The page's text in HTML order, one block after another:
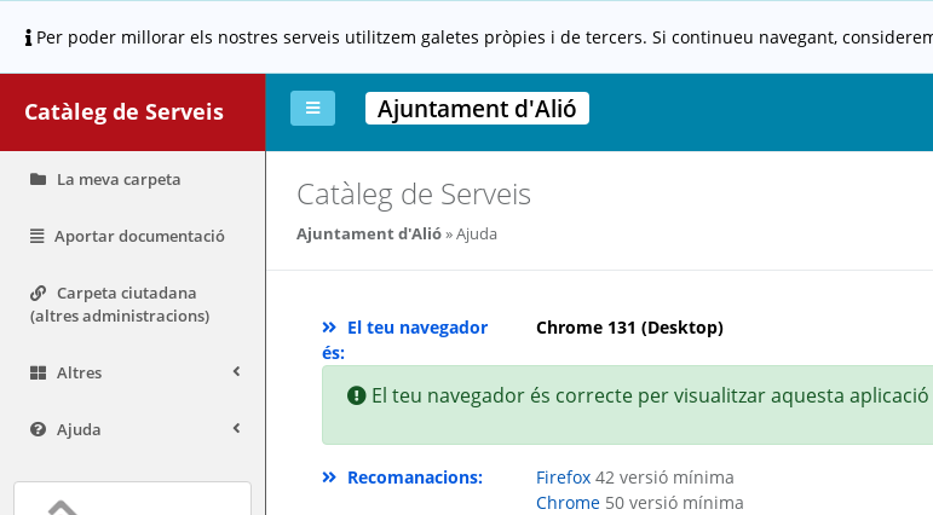
Per poder millorar els nostres serveis utilitzem galetes pròpies i de tercers. Si continueu navegant,
Catàleg de Serveis
La meva carpeta
Aportar documentació
Carpeta ciutadana
(altres administracions)
Altres
Ajuda
Ajuntament d'Alió
Catàleg de Serveis
Ajuntament d'Alió Ajuda
El teu navegador
és:
Chrome 131 (Desktop)
El teu navegador és correcte per visualitzar aquesta aplicació
Recomanacions: Firefox 42 versió mínima
Chrome 50 versió mínima